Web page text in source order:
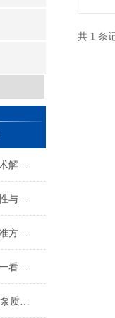
温湿度变送器校准仪核心技术解析：精准、智能与全场景适配的校准新标准
温湿度变送器校准仪的重要性与应用
温湿度变送器校准项目和校准方法说明
温湿度变送器的优势特点，一看便知
BM00101-2医用输液泵/注射泵质量检测仪评测
共 1 条